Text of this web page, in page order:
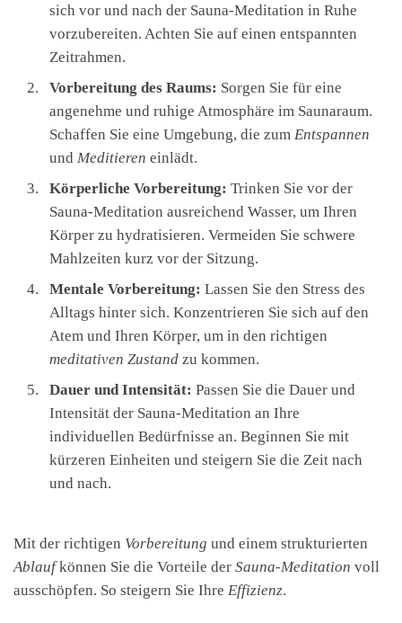
sich vor und nach der Sauna-Meditation in Ruhe
vorzubereiten. Achten Sie auf einen entspannten
Zeitrahmen.
Vorbereitung des Raums: Sorgen Sie für eine
angenehme und ruhige Atmosphäre im Saunaraum.
Schaffen Sie eine Umgebung, die zum Entspannen
und Meditieren einlädt.
Körperliche Vorbereitung: Trinken Sie vor der
Sauna-Meditation ausreichend Wasser, um Ihren
Körper zu hydratisieren. Vermeiden Sie schwere
Mahlzeiten kurz vor der Sitzung.
Mentale Vorbereitung: Lassen Sie den Stress des
Alltags hinter sich. Konzentrieren Sie sich auf den
Atem und Ihren Körper, um in den richtigen
meditativen Zustand zu kommen.
Dauer und Intensität: Passen Sie die Dauer und
Intensität der Sauna-Meditation an Ihre
individuellen Bedürfnisse an. Beginnen Sie mit
kürzeren Einheiten und steigern Sie die Zeit nach
und nach.
Mit der richtigen Vorbereitung und einem strukturierten
Ablaufkönnen Sie die Vorteile der Sauna-Meditation voll
ausschöpfen. So steigern Sie Ihre Effizienz.